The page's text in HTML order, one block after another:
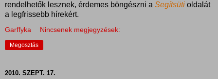
rendelhetők lesznek, érdemes böngészni a Segítsüti oldalát
a legfrissebb hírekért.
Garffyka Nincsenek megjegyzések:
Megosztás
2010. SZEPT. 17.